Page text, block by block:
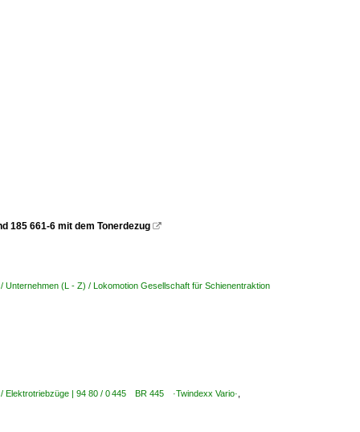
185 661-6 mit dem Tonerdezug 
Unternehmen (L - Z) / Lokomotion Gesellschaft für Schienentraktion
Elektrotriebzüge | 94 80 / 0 445 BR 445 ·Twindexx Vario·